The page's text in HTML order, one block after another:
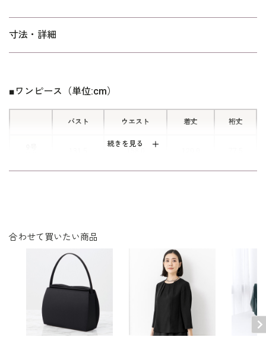
タックギャザーでボリュームを持たせ
寸法・詳細
続きを見る
■ワンピース（単位:cm）
バスト ウエスト 着丈 裄丈
素材
ワンピース：ポリエステル100％（ジョーゼット）
洗濯方法：ご自宅で洗濯可
フロントオープンタイプ
両サイドポケット付き
アンダーキャミソール付き
※裄丈：首の後ろ付け根部分から肩先の中心を通って袖
口までの長さ
※モデル着用：
合わせて買いたい商品